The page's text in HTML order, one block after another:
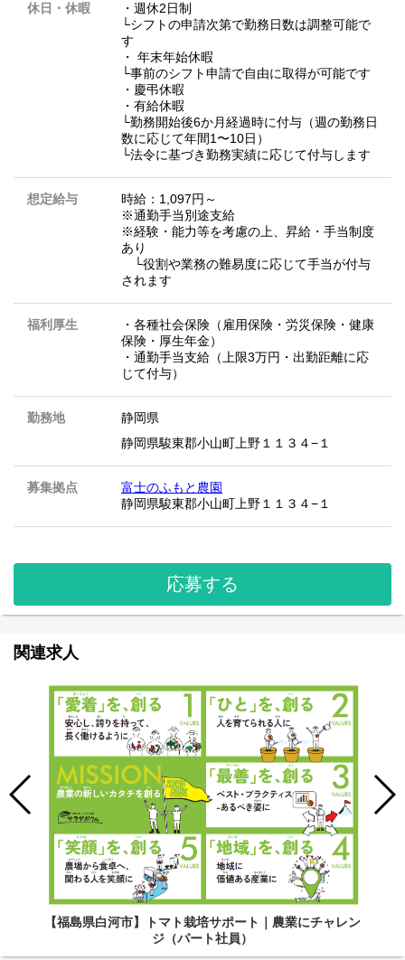
休日・休暇
・週休2日制
└シフトの申請次第で勤務日数は調整可能で
す
・ 年末年始休暇
└事前のシフト申請で自由に取得が可能です
・慶弔休暇
・有給休暇
└勤務開始後6か月経過時に付与（週の勤務日
数に応じて年間1〜10日）
└法令に基づき勤務実績に応じて付与します
想定給与
時給：1,097円～
※通勤手当別途支給
※経験・能力等を考慮の上、昇給・手当制度
あり
└役割や業務の難易度に応じて手当が付与
されます
福利厚生
・各種社会保険（雇用保険・労災保険・健康
保険・厚生年金）
・通勤手当支給（上限3万円・出勤距離に応
じて付与）
勤務地
静岡県
静岡県駿東郡小山町上野１１３４−１
募集拠点
富士のふもと農園
静岡県駿東郡小山町上野１１３４−１
応募する
関連求人
【福島県白河市】トマト栽培サポート｜農業にチャレン
ジ（パート社員）